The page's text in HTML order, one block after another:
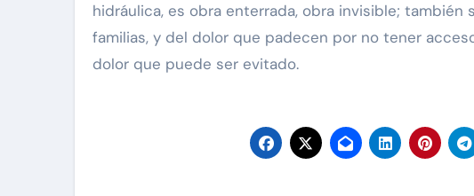
hidráulica, es obra enterrada, obra invisible; también
familias, y del dolor que padecen por no tener
dolor que puede ser evitado.